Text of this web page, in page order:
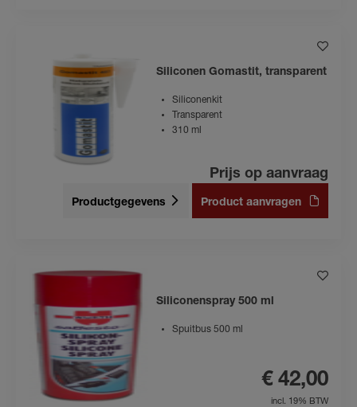
Siliconen Gomastit, transparent
Siliconenkit
Transparent
310 ml
Prijs op aanvraag
Productgegevens Product aanvragen
Siliconenspray 500 ml
Spuitbus 500 ml
€ 42,00
incl. 19% BTW